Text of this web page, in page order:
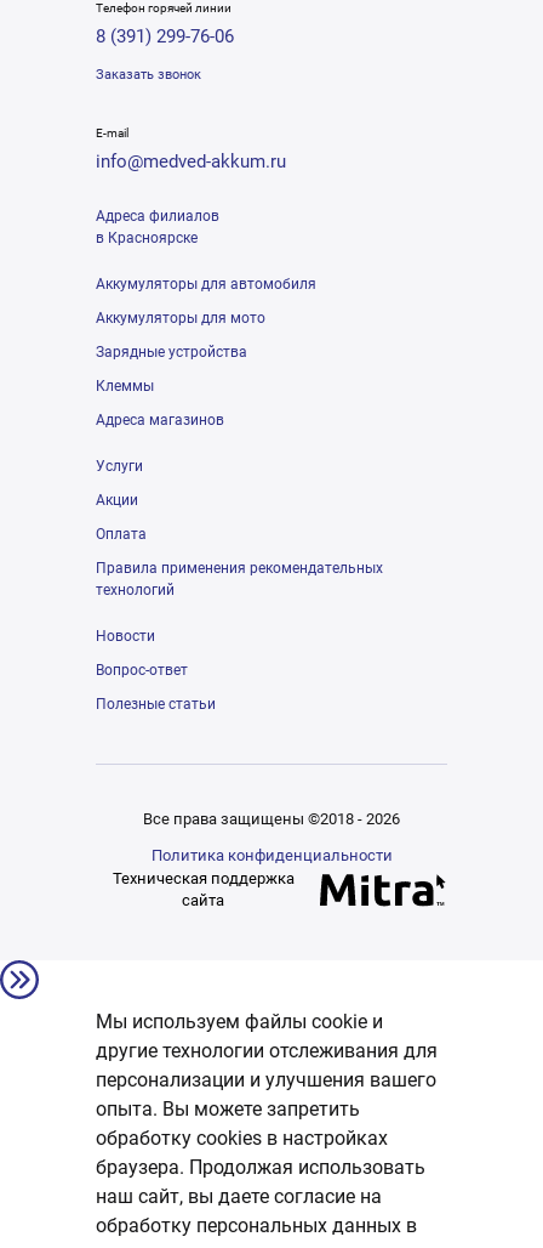
Телефон горячей линии
8 (391) 299-76-06
Заказать звонок
E-mail
info@medved-akkum.ru
Адреса филиалов
в Красноярске
Аккумуляторы для автомобиля
Аккумуляторы для мото
Зарядные устройства
Клеммы
Адреса магазинов
Услуги
Акции
Оплата
Правила применения рекомендательных
технологий
Новости
Вопрос-ответ
Полезные статьи
Все права защищены ©2018 - 2026
Политика конфиденциальности
Техническая поддержка
сайта
Мы используем файлы cookie и
другие технологии отслеживания для
персонализации и улучшения вашего
опыта. Вы можете запретить
обработку сookies в настройках
браузера. Продолжая использовать
наш сайт, вы даете согласие на
обработку персональных данных в